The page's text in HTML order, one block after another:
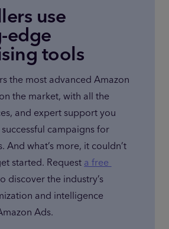
use
edge
tools
the most advanced Amazon
the market, with all the
and expert support you
campaigns for
And what’s more, it couldn’t
started. Request a free
discover the industry’s
and intelligence
Ads.